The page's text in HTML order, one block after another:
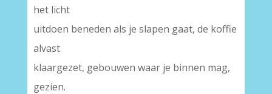
het licht
uitdoen beneden als je slapen gaat, de koffie
alvast
klaargezet, gebouwen waar je binnen mag,
gezien.